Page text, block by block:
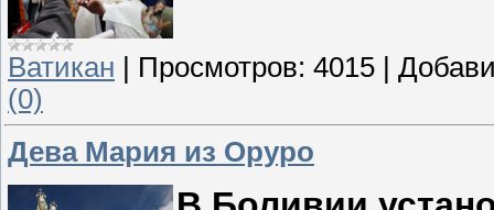
Ватикан Просмотров: 4015
(0)
Дева Мария из Оруро